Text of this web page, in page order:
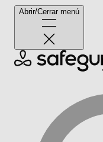
Abrir/Cerrar menú